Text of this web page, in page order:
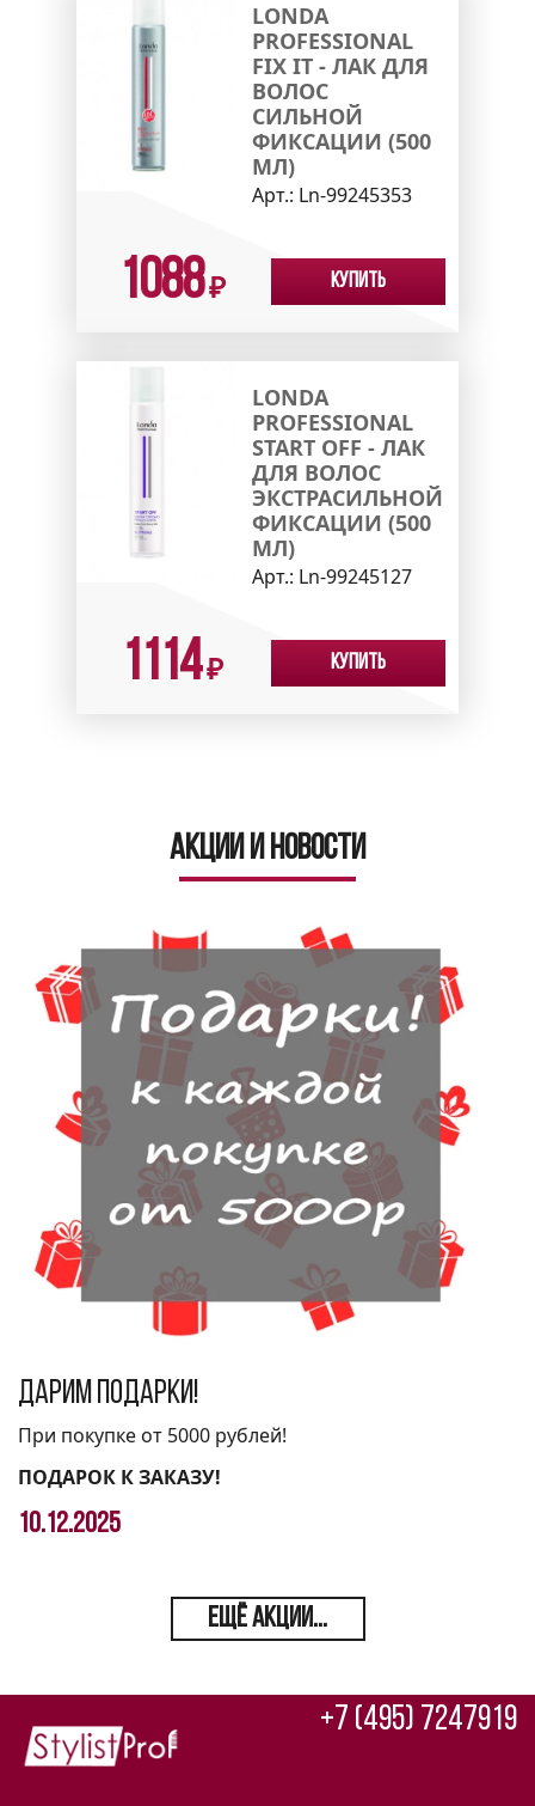
LONDA
PROFESSIONAL
FIX IT - ЛАК ДЛЯ
ВОЛОС
СИЛЬНОЙ
ФИКСАЦИИ (500
МЛ)
Арт.: Ln-99245353
1088₽ Купить
LONDA
PROFESSIONAL
START OFF - ЛАК
ДЛЯ ВОЛОС
ЭКСТРАСИЛЬНОЙ
ФИКСАЦИИ (500
МЛ)
Арт.: Ln-99245127
1114₽ Купить
Акции и новости
Дарим подарки!
При покупке от 5000 рублей!
ПОДАРОК К ЗАКАЗУ!
10.12.2025
ЕЩЁ АКЦИИ...
+7 (495) 7247919